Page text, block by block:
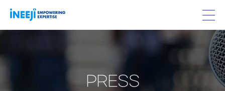
PRESS